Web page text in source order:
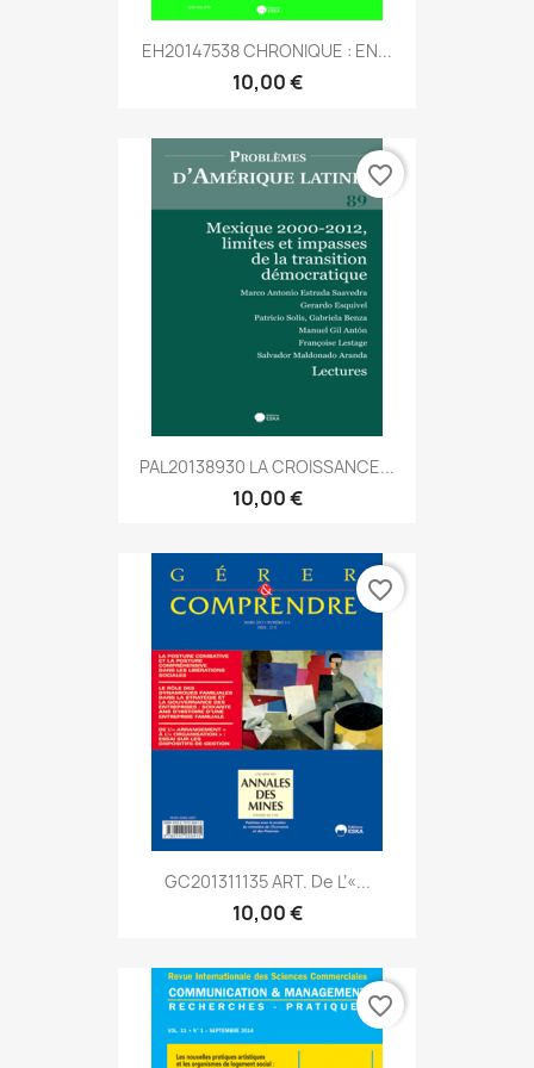
EH20147538 CHRONIQUE : EN...
10,00 €
PAL20138930 LA CROISSANCE...
10,00 €
favorite_border
GC201311135 ART. De L’«...
10,00 €
favorite_border
favorite_border